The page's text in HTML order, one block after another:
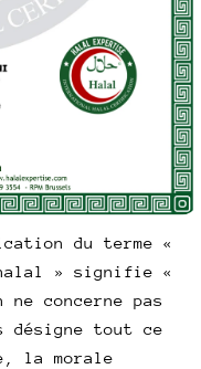
du terme «
» signifie «
concerne pas
désigne tout ce
la morale